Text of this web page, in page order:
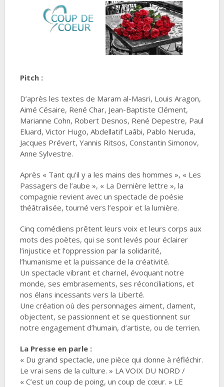
Pitch :
D’après les textes de Maram al-Masri, Louis Aragon,
Aimé Césaire, René Char, Jean-Baptiste Clément,
Marianne Cohn, Robert Desnos, René Depestre, Paul
Eluard, Victor Hugo, Abdellatif Laâbi, Pablo Neruda,
Jacques Prévert, Yannis Ritsos, Constantin Simonov,
Anne Sylvestre.
Après « Tant qu’il y a les mains des hommes », « Les
Passagers de l’aube », « La Dernière lettre », la
compagnie revient avec un spectacle de poésie
théâtralisée, tourné vers l’espoir et la lumière.
Cinq comédiens prêtent leurs voix et leurs corps aux
mots des poètes, qui se sont levés pour éclairer
l’injustice et l’oppression par la solidarité,
l’humanisme et la puissance de la créativité.
Un spectacle vibrant et charnel, évoquant notre
monde, ses embrasements, ses réconciliations, et
nos élans incessants vers la Liberté.
Une création où des personnages aiment, clament,
objectent, se passionnent et se questionnent sur
notre engagement d’humain, d’artiste, ou de terrien.
La Presse en parle :
« Du grand spectacle, une pièce qui donne à réfléchir.
Le vrai sens de la culture. » LA VOIX DU NORD /
« C’est un coup de poing, un coup de cœur. » LE